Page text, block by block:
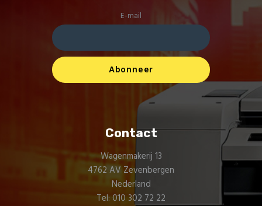
E-mail
Contact
Wagenmakerij 13
4762 AV Zevenbergen
Nederland
Tel: 010 302 72 22